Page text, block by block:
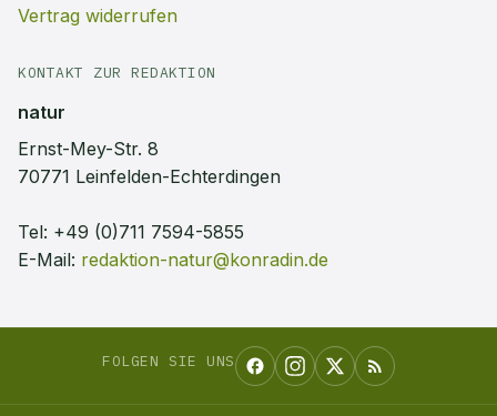
Vertrag widerrufen
KONTAKT ZUR REDAKTION
natur
Ernst-Mey-Str. 8
70771 Leinfelden-Echterdingen
Tel: +49 (0)711 7594-5855
E-Mail: redaktion-natur@konradin.de
FOLGEN SIE UNS